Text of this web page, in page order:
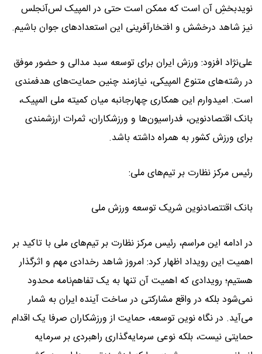
نویدبخشِ آن است که ممکن است حتی در المپیک لس‌آنجلس
نیز شاهد درخشش و افتخارآفرینی این استعدادهای جوان باشیم.
علی‌نژاد افزود: ورزش ایران برای توسعه سبد مدالی و حضور موفق
در رشته‌های متنوع المپیکی، نیازمند چنین حمایت‌های هدفمندی
است. امیدوارم این همکاری چهارجانبه میان کمیته ملی المپیک،
بانک اقتصادنوین، فدراسیون‌ها و ورزشکاران، ثمرات ارزشمندی
برای ورزش کشور به همراه داشته باشد.
رئیس مرکز نظارت بر تیم‌های ملی:
بانک اقتتصادنوین شریک توسعه ورزش ملی
در ادامه این مراسم، رئیس مرکز نظارت بر تیم‌های ملی با تاکید بر
اهمیت این رویداد اظهار کرد: امروز شاهد رخدادی مهم و اثرگذار
هستیم؛ رویدادی که اهمیت آن تنها به یک تفاهم‌نامه محدود
نمی‌شود بلکه در واقع مشارکتی در ساخت آینده ایران به شمار
می‌آید. در نگاه نوین توسعه، حمایت از ورزشکاران صرفا یک اقدام
حمایتی نیست، بلکه نوعی سرمایه‌گذاری راهبردی بر سرمایه